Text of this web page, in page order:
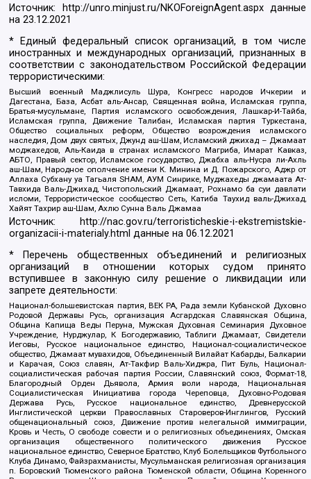
Источник: http://unro.minjust.ru/NKOForeignAgent.aspxданные
на23.12.2021
* Единый федеральный список организаций, в том числе
иностранных и международных организаций, признанных в
соответствии с законодательством Российской Федерации
террористическими:
Высший военный Маджлисуль Шура, Конгресс народов Ичкерии и
Дагестана, База, Асбат аль-Ансар, Священная война, Исламская группа,
Братья-мусульмане, Партия исламского освобождения, Лашкар-И-Тайба,
Исламская группа, Движение Талибан, Исламская партия Туркестана,
Общество социальных реформ, Общество возрождения исламского
наследия, Дом двух святых, Джунд аш-Шам, Исламский джихад – Джамаат
моджахедов, Аль-Каида в странах исламского Магриба, Имарат Кавказ,
АБТО, Правый сектор, Исламское государство, Джабха аль-Нусра ли-Ахль
аш-Шам, Народное ополчение имени К. Минина и Д. Пожарского, Аджр от
Аллаха Субхану уа Тагьаля SHAM, АУМ Синрике, Муджахеды джамаата Ат-
Тавхида Валь-Джихад, Чистопольский Джамаат, Рохнамо ба суи давлати
исломи, Террористическое сообщество Сеть, Катиба Таухид валь-Джихад,
Хайят Тахрир аш-Шам, Ахлю Сунна Валь Джамаа
Источник:
http://nac.gov.ru/terroristicheskie-i-ekstremistskie-
organizacii-i-materialy.html данные на06.12.2021
* Перечень общественных объединений и религиозных
организаций в отношении которых судом принято
вступившее в законную силу решение о ликвидации или
запрете деятельности:
Национал-большевистская партия, ВЕК РА, Рада земли Кубанской Духовно
Родовой Державы Русь, организация Асгардская Славянская Община,
Община Капища Веды Перуна, Мужская Духовная Семинария Духовное
Учреждение, Нурджулар, К Богодержавию, Таблиги Джамаат, Свидетели
Иеговы, Русское национальное единство, Национал-социалистическое
общество, Джамаат мувахидов, Объединенный Вилайат Кабарды, Балкарии
и Карачая, Союз славян, Ат-Такфир Валь-Хиджра, Пит Буль, Национал-
социалистическая рабочая партия России, Славянский союз, Формат-18,
Благородный Орден Дьявола, Армия воли народа, Национальная
Социалистическая Инициатива города Череповца, Духовно-Родовая
Держава Русь, Русское национальное единство, Древнерусской
Инглистической церкви Православных Староверов-Инглингов, Русский
общенациональный союз, Движение против нелегальной иммиграции,
Кровь и Честь, О свободе совести и о религиозных объединениях, Омская
организация общественного политического движения Русское
национальное единство, Северное Братство, Клуб Болельщиков Футбольного
Клуба Динамо, Файзрахманисты, Мусульманская религиозная организация
п. Боровский Тюменского района Тюменской области, Община Коренного